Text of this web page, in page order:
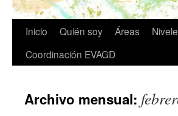
Inicio Quién soy Áreas
Coordinación EVAGD
Archivo mensual: